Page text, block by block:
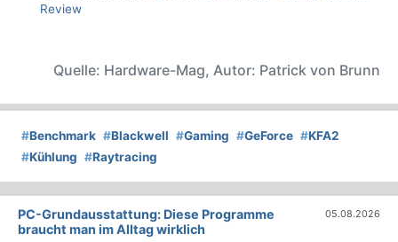
Review
Quelle: Hardware-Mag, Autor: Patrick von Brunn
#Benchmark #Blackwell #Gaming #GeForce #KFA2
#Kühlung #Raytracing
PC-Grundausstattung: Diese Programme
braucht man im Alltag wirklich
05.08.2026